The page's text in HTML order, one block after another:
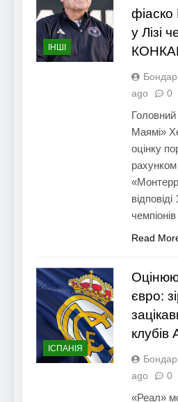
ІНШІ
фіаско
у Лізі
Бондар
ago
0
Головний
Маямі»
оцінку
рахунком
Read
ІСПАНІЯ
євро:
клубів
Бондар
ago
0
«Реал»